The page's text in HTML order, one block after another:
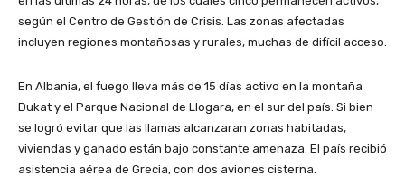
según el Centro de Gestión de Crisis. Las zonas afectadas
incluyen regiones montañosas y rurales, muchas de difícil acceso.
En Albania, el fuego lleva más de 15 días activo en la montaña
Dukat y el Parque Nacional de Llogara, en el sur del país. Si bien
se logró evitar que las llamas alcanzaran zonas habitadas,
viviendas y ganado están bajo constante amenaza. El país recibió
asistencia aérea de Grecia, con dos aviones cisterna.